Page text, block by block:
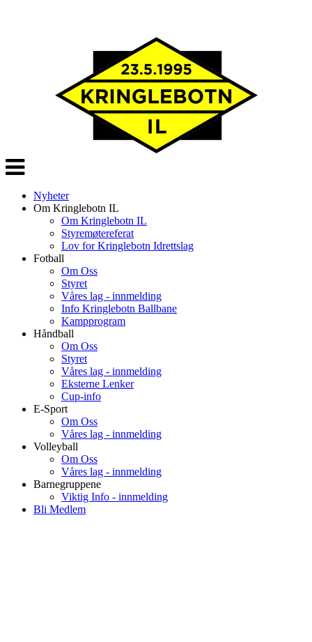
Veksle
navigasjon
Nyheter
Om Kringlebotn IL
Om Kringlebotn IL
Styremøtereferat
Lov for Kringlebotn Idrettslag
Fotball
Om Oss
Styret
Våres lag - innmelding
Info Kringlebotn Ballbane
Kampprogram
Håndball
Om Oss
Styret
Våres lag - innmelding
Eksterne Lenker
Cup-info
E-Sport
Om Oss
Våres lag - innmelding
Volleyball
Om Oss
Våres lag - innmelding
Barnegruppene
Viktig Info - innmelding
Bli Medlem